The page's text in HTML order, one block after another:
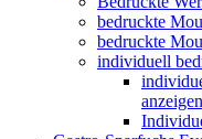
bedruckte
bedruckte
individuell
anzeigen